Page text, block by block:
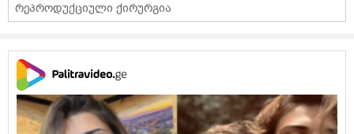
რეპროდუქციული ქირურგია